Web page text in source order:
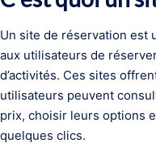
Un site de réservation est
aux utilisateurs de
d’activités. Ces sites
utilisateurs peuvent
prix, choisir leurs options
quelques clics.